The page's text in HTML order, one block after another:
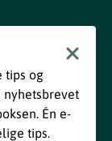
Bli med
til vår
tips og
nyhetsbrevet
Én e-
tips.